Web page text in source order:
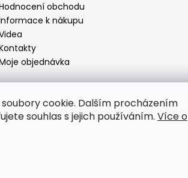
cookie. Dalším procházením
souhlas s jejich používáním. Více o
obchodu
k nákupu
objednávka
SuperHity.cz